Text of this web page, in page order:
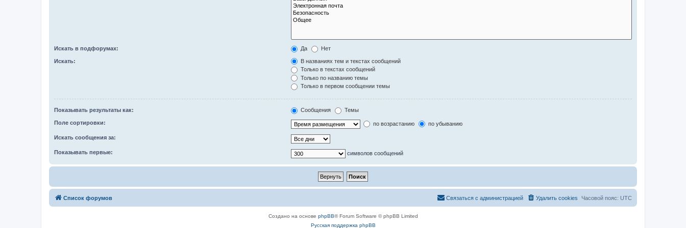
Искать в подфорумах: Да Нет
Искать:
В названиях тем и текстах сообщений
Только в текстах сообщений
Только по названию темы
Только в первом сообщении темы
Показывать результаты как: Сообщения Темы
Поле сортировки: по возрастанию по убыванию
Искать сообщения за:
Показывать первые: символов сообщений
Список форумов Часовой пояс: UTC
Удалить cookies
Связаться с администрацией
Создано на основе phpBB® Forum Software © phpBB Limited
Русская поддержка phpBB